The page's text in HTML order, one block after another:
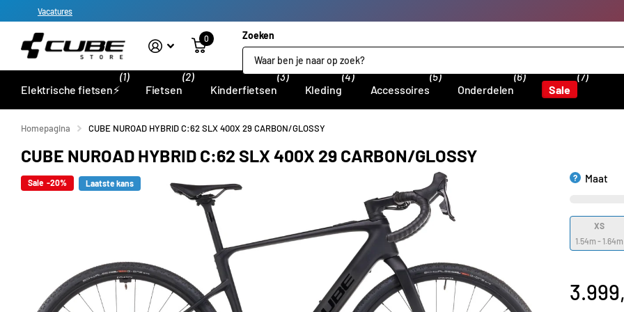
Vacatures
Zoeken
0
Elektrische fietsen⚡
(1)
Fietsen
(2)
Kinderfietsen
(3)
Kleding
(4)
Accessoires
(5)
Onderdelen
(6)
Sale
(7)
Homepagina CUBE NUROAD HYBRID C:62 SLX 400X 29 CARBON/GLOSSY
CUBE NUROAD HYBRID C:62 SLX 400X 29 CARBON/GLOSSY
Sale -20% Laatste kans Maat
?
XS
1.54m - 1.64m